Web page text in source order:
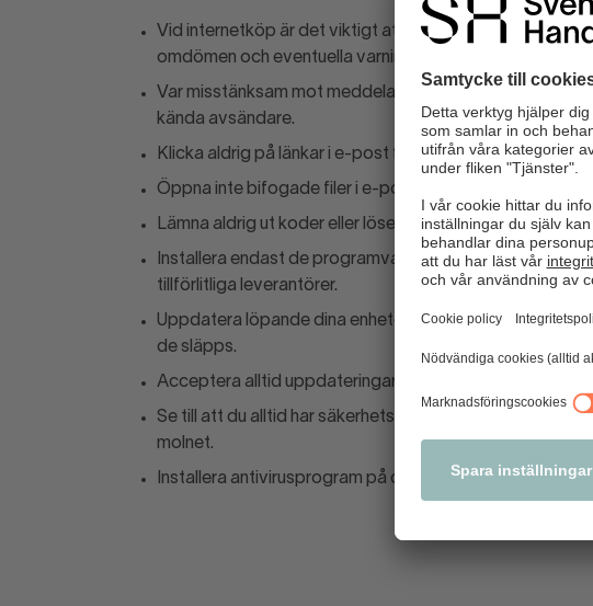
Vid internetköp är det viktigt att du kontrollerar
omdömen och eventuella varningar om det företag som
Var misstänksam mot meddelanden från okända
kända avsändare.
Klicka aldrig på länkar i e-post från okända eller
Öppna inte bifogade filer i e-post från okända eller
Lämna aldrig ut koder eller lösenord till någon.
Installera endast de programvaror som är absolut
tillförlitliga leverantörer.
Uppdatera löpande dina enheter med de senaste
de släpps.
Acceptera alltid uppdateringar från tillverkaren av din
Se till att du alltid har säkerhetskopior av innehållet i din
molnet.
Installera antivirusprogram på dina enheter.